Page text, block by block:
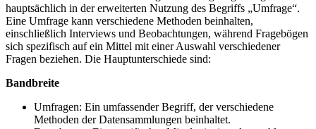
hauptsächlich in der erweiterten Nutzung des Begriffs „Umfrage“.
Eine Umfrage kann verschiedene Methoden beinhalten,
einschließlich Interviews und Beobachtungen, während Fragebögen
sich spezifisch auf ein Mittel mit einer Auswahl verschiedener
Fragen beziehen. Die Hauptunterschiede sind:
Bandbreite
Umfragen: Ein umfassender Begriff, der verschiedene
Methoden der Datensammlungen beinhaltet.